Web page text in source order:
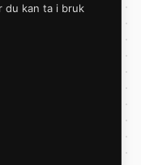
du kan ta i bruk